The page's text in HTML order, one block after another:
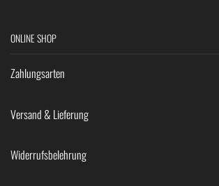
ONLINE SHOP
Zahlungsarten
Versand & Lieferung
Widerrufsbelehrung